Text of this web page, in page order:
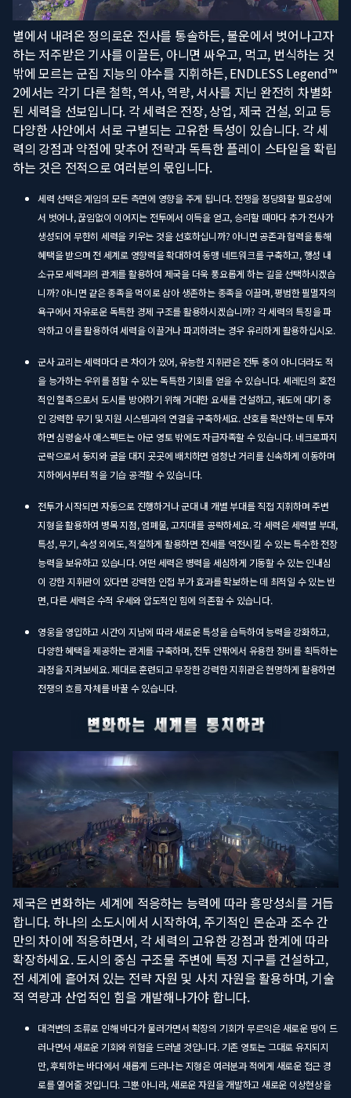
별에서 내려온 정의로운 전사를 통솔하든, 불운에서 벗어나고자
하는 저주받은 기사를 이끌든, 아니면 싸우고, 먹고, 번식하는 것
밖에 모르는 군집 지능의 야수를 지휘하든, ENDLESS Legend™
2에서는 각기 다른 철학, 역사, 역량, 서사를 지닌 완전히 차별화
된 세력을 선보입니다. 각 세력은 전장, 상업, 제국 건설, 외교 등
다양한 사안에서 서로 구별되는 고유한 특성이 있습니다. 각 세
력의 강점과 약점에 맞추어 전략과 독특한 플레이 스타일을 확립
하는 것은 전적으로 여러분의 몫입니다.
세력 선택은 게임의 모든 측면에 영향을 주게 됩니다. 전쟁을 정당화할 필요성에
서 벗어나, 끊임없이 이어지는 전투에서 이득을 얻고, 승리할 때마다 추가 전사가
생성되어 무한히 세력을 키우는 것을 선호하십니까? 아니면 공존과 협력을 통해
혜택을 받으며 전 세계로 영향력을 확대하여 동맹 네트워크를 구축하고, 행성 내
소규모 세력과의 관계를 활용하여 제국을 더욱 풍요롭게 하는 길을 선택하시겠습
니까? 아니면 같은 종족을 먹이로 삼아 생존하는 종족을 이끌며, 평범한 필멸자의
욕구에서 자유로운 독특한 경제 구조를 활용하시겠습니까? 각 세력의 특징을 파
악하고 이를 활용하여 세력을 이끌거나 파괴하려는 경우 유리하게 활용하십시오.
군사 교리는 세력마다 큰 차이가 있어, 유능한 지휘관은 전투 중이 아니더라도 적
을 능가하는 우위를 점할 수 있는 독특한 기회를 얻을 수 있습니다. 셰레딘의 호전
적인 혈족으로서 도시를 방어하기 위해 거대한 요새를 건설하고, 궤도에 대기 중
인 강력한 무기 및 지원 시스템과의 연결을 구축하세요. 산호를 확산하는 데 투자
하면 심령술사 애스펙트는 아군 영토 밖에도 자급자족할 수 있습니다. 네크로파지
군락으로서 둥지와 굴을 대지 곳곳에 배치하면 엄청난 거리를 신속하게 이동하며
지하에서부터 적을 기습 공격할 수 있습니다.
전투가 시작되면 자동으로 진행하거나 군대 내 개별 부대를 직접 지휘하며 주변
지형을 활용하여 병목 지점, 엄폐물, 고지대를 공략하세요. 각 세력은 세력별 부대,
특성, 무기, 속성 외에도, 적절하게 활용하면 전세를 역전시킬 수 있는 특수한 전장
능력을 보유하고 있습니다. 어떤 세력은 병력을 세심하게 기동할 수 있는 인내심
이 강한 지휘관이 있다면 강력한 인접 부가 효과를 확보하는 데 최적일 수 있는 반
면, 다른 세력은 수적 우세와 압도적인 힘에 의존할 수 있습니다.
영웅을 영입하고 시간이 지남에 따라 새로운 특성을 습득하여 능력을 강화하고,
다양한 혜택을 제공하는 관계를 구축하며, 전투 안팎에서 유용한 장비를 획득하는
과정을 지켜보세요. 제대로 훈련되고 무장한 강력한 지휘관은 현명하게 활용하면
전쟁의 흐름 자체를 바꿀 수 있습니다.
제국은 변화하는 세계에 적응하는 능력에 따라 흥망성쇠를 거듭
합니다. 하나의 소도시에서 시작하여, 주기적인 몬순과 조수 간
만의 차이에 적응하면서, 각 세력의 고유한 강점과 한계에 따라
확장하세요. 도시의 중심 구조물 주변에 특정 지구를 건설하고,
전 세계에 흩어져 있는 전략 자원 및 사치 자원을 활용하며, 기술
적 역량과 산업적인 힘을 개발해나가야 합니다.
대격변의 조류로 인해 바다가 물러가면서 확장의 기회가 무르익은 새로운 땅이 드
러나면서 새로운 기회와 위협을 드러낼 것입니다. 기존 영토는 그대로 유지되지
만, 후퇴하는 바다에서 새롭게 드러나는 지형은 여러분과 적에게 새로운 접근 경
로를 열어줄 것입니다. 그뿐 아니라, 새로운 자원을 개발하고 새로운 이상현상을